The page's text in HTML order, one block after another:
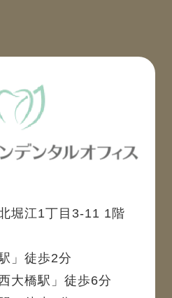
堀江1丁目3-11 1階
」徒歩2分
大橋駅」徒歩6分